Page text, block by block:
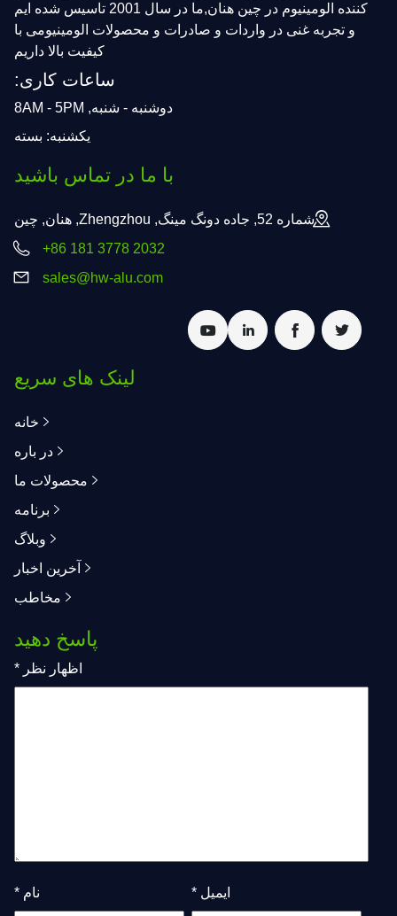
کننده الومینیوم در چین هنان,ما در سال 2001 تاسیس شده ایم
و تجربه غنی در واردات و صادرات و محصولات الومینیومی با
کیفیت بالا داریم
ساعات کاری:
دوشنبه - شنبه, 8AM - 5PM
یکشنبه: بسته
با ما در تماس باشید
شماره 52, جاده دونگ مینگ, Zhengzhou, هنان, چین
+86 181 3778 2032
sales@hw-alu.com
لینک های سریع
خانه
در باره
محصولات ما
برنامه
وبلاگ
آخرین اخبار
مخاطب
پاسخ دهید
اظهار نظر *
نام * ایمیل *